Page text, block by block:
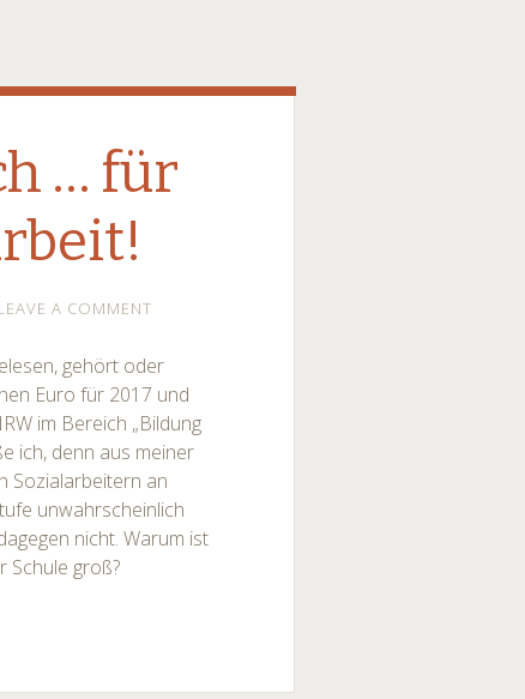
… für
A COMMENT
gehört oder
Euro für 2017 und
im Bereich „Bildung
ich, denn aus meiner
Sozialarbeitern an
unwahrscheinlich
nicht. Warum ist
Schule groß?